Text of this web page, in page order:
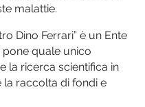
malattie.
Dino Ferrari” è un Ente
pone quale unico
la ricerca scientifica in
raccolta di fondi e